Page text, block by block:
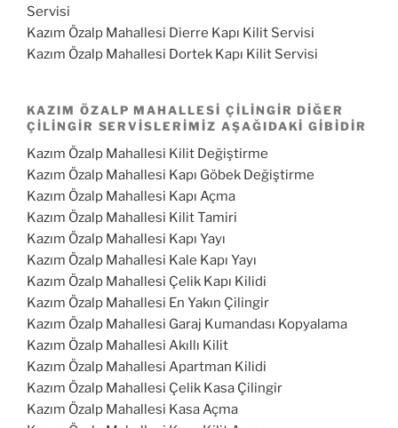
Servisi
Kazım Özalp Mahallesi Dierre Kapı Kilit Servisi
Kazım Özalp Mahallesi Dortek Kapı Kilit Servisi
KAZIM ÖZALP MAHALLESI ÇILINGIR DIĞER
ÇILINGIR SERVISLERIMIZ AŞAĞIDAKI GIBIDIR
Kazım Özalp Mahallesi Kilit Değiştirme
Kazım Özalp Mahallesi Kapı Göbek Değiştirme
Kazım Özalp Mahallesi Kapı Açma
Kazım Özalp Mahallesi Kilit Tamiri
Kazım Özalp Mahallesi Kapı Yayı
Kazım Özalp Mahallesi Kale Kapı Yayı
Kazım Özalp Mahallesi Çelik Kapı Kilidi
Kazım Özalp Mahallesi En Yakın Çilingir
Kazım Özalp Mahallesi Garaj Kumandası Kopyalama
Kazım Özalp Mahallesi Akıllı Kilit
Kazım Özalp Mahallesi Apartman Kilidi
Kazım Özalp Mahallesi Çelik Kasa Çilingir
Kazım Özalp Mahallesi Kasa Açma